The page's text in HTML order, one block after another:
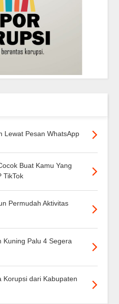
Lewat Pesan WhatsApp
Buat Kamu Yang
TikTok
Permudah Aktivitas
Kuning Palu 4 Segera
Korupsi dari Kabupaten